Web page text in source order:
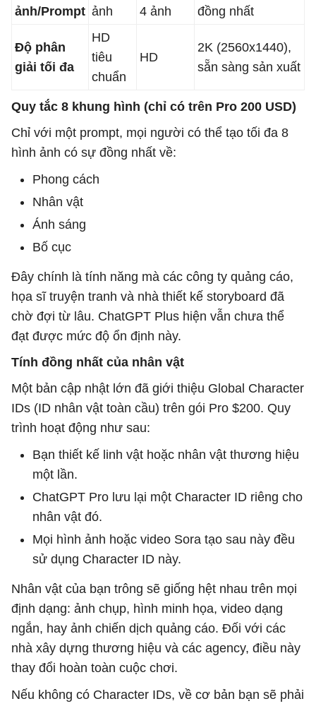
ảnh/Prompt ảnh
4 ảnh
đồng nhất
Độ phân
giải tối đa
HD
tiêu
chuẩn
HD
2K (2560x1440),
sẵn sàng sản xuất
Quy tắc 8 khung hình (chỉ có trên Pro 200 USD)
Chỉ với một prompt, mọi người có thể tạo tối đa 8
hình ảnh có sự đồng nhất về:
Phong cách
Nhân vật
Ánh sáng
Bố cục
Đây chính là tính năng mà các công ty quảng cáo,
họa sĩ truyện tranh và nhà thiết kế storyboard đã
chờ đợi từ lâu. ChatGPT Plus hiện vẫn chưa thể
đạt được mức độ ổn định này.
Tính đồng nhất của nhân vật
Một bản cập nhật lớn đã giới thiệu Global Character
IDs (ID nhân vật toàn cầu) trên gói Pro $200. Quy
trình hoạt động như sau:
Bạn thiết kế linh vật hoặc nhân vật thương hiệu
một lần.
ChatGPT Pro lưu lại một Character ID riêng cho
nhân vật đó.
Mọi hình ảnh hoặc video Sora tạo sau này đều
sử dụng Character ID này.
Nhân vật của bạn trông sẽ giống hệt nhau trên mọi
định dạng: ảnh chụp, hình minh họa, video dạng
ngắn, hay ảnh chiến dịch quảng cáo. Đối với các
nhà xây dựng thương hiệu và các agency, điều này
thay đổi hoàn toàn cuộc chơi.
Nếu không có Character IDs, về cơ bản bạn sẽ phải